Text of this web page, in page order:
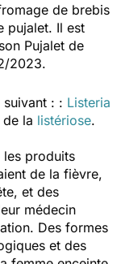
de brebis
pujalet. Il est
Pujalet de
2023.
: : Listeria
la listériose.
les produits
de la fièvre,
et des
médecin
Des formes
et des